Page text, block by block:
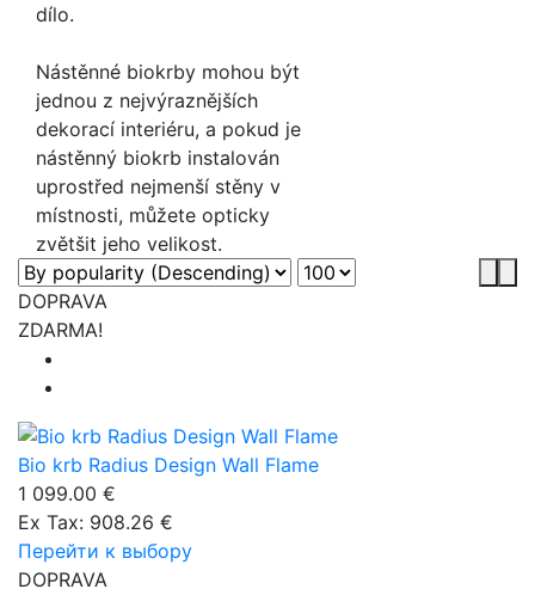
dílo.
Nástěnné biokrby mohou být
jednou z nejvýraznějších
dekorací interiéru, a pokud je
nástěnný biokrb instalován
uprostřed nejmenší stěny v
místnosti, můžete opticky
zvětšit jeho velikost.
DOPRAVA
ZDARMA!
Bio krb Radius Design Wall Flame
1 099.00 €
Ex Tax: 908.26 €
Перейти к выбору
DOPRAVA